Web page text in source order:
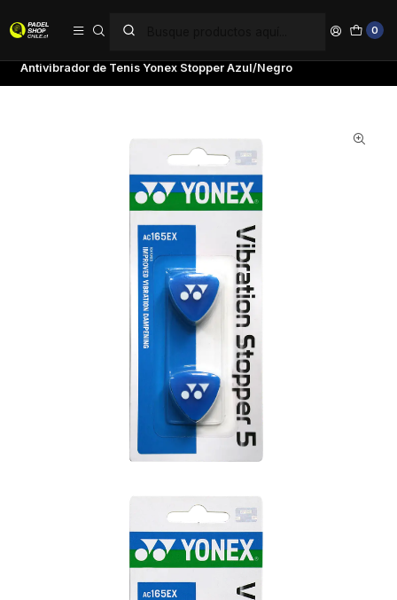
0
Antivibrador de Tenis Yonex Stopper Azul/Negro